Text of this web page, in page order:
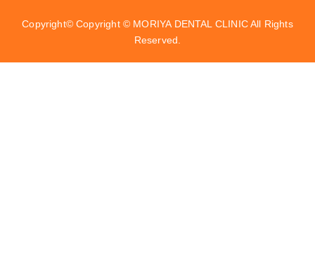
Copyright© Copyright © MORIYA DENTAL CLINIC All Rights
Reserved.